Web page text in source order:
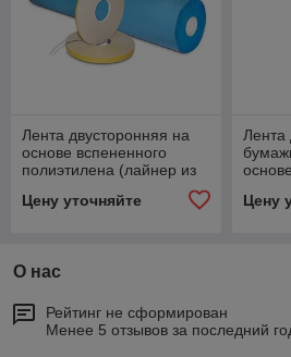
Лента двусторонняя на
основе вспененного
полиэтилена (лайнер из
Цену уточняйте
Лента
основе
Цену
О нас
Рейтинг не сформирован
Менее 5 отзывов за последний